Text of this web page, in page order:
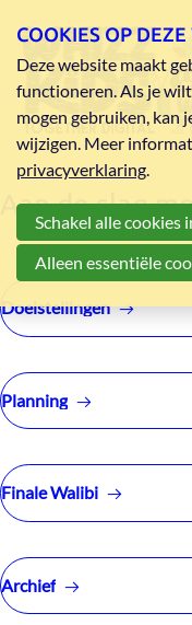
Aan de slag
Doelstellingen
Planning
Finale Walibi
Archief
COOKIES OP DEZE
Deze website maakt
functioneren. Als je
mogen gebruiken, kan
wijzigen. Meer
privacyverklaring.
Schakel alle cookies
Alleen essentiële